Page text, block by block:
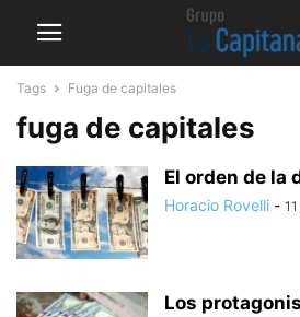
Tags Fuga de capitales
fuga de capitales
El orden de la
Horacio Rovelli -
Los